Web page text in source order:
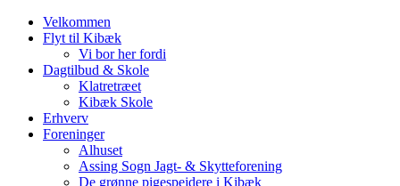
Velkommen
Flyt til Kibæk
Vi bor her fordi
Dagtilbud & Skole
Klatretræet
Kibæk Skole
Erhverv
Foreninger
Alhuset
Assing Sogn Jagt- & Skytteforening
De grønne pigespejdere i Kibæk